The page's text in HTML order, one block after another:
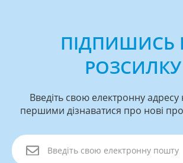
ПІДПИШИСЬ
РОЗСИЛКУ
Введіть свою електронну
першими дізнаватися про нові